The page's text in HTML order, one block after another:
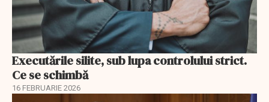
Executările silite, sub lupa controlului strict.
Ce se schimbă
16 FEBRUARIE 2026